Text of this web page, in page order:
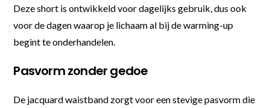
Deze short is ontwikkeld voor dagelijks gebruik, dus ook
voor de dagen waarop je lichaam al bij de warming-up
begint te onderhandelen.
Pasvorm zonder gedoe
De jacquard waistband zorgt voor een stevige pasvorm die